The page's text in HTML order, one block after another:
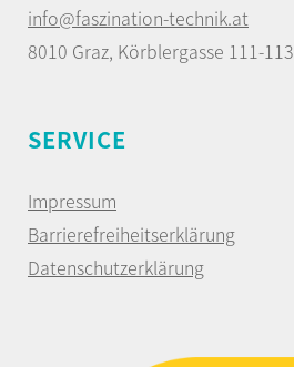
info@faszination-technik.at
8010 Graz, Körblergasse 111-113
SERVICE
Impressum
Barrierefreiheitserklärung
Datenschutzerklärung